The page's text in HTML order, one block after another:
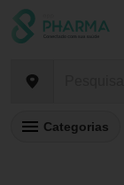
Categorias